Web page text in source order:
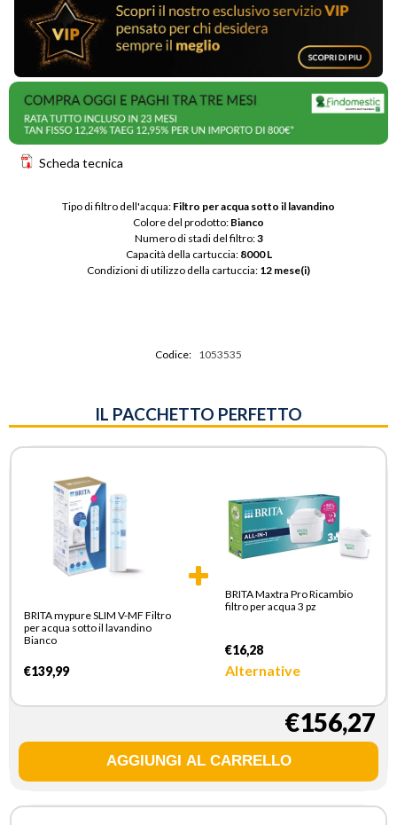
Scheda tecnica
Tipo di filtro dell'acqua: Filtro per acqua sotto il lavandino
Colore del prodotto: Bianco
Numero di stadi del filtro: 3
Capacità della cartuccia: 8000 L
Condizioni di utilizzo della cartuccia: 12 mese(i)
Codice: 1053535
IL PACCHETTO PERFETTO
BRITA mypure SLIM V-MF Filtro
per acqua sotto il lavandino
Bianco
€139,99
BRITA Maxtra Pro Ricambio
filtro per acqua 3 pz
€16,28
Alternative
€156,27